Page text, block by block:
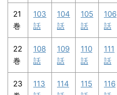
21
巻
103
話
104
話
105
話
106
話
22
巻
108
話
109
話
110
話
111
話
23
113
114
115
116